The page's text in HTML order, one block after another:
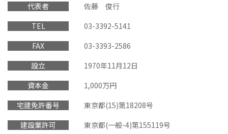
代表者
佐藤 俊行
TEL
03-3392-5141
FAX
03-3393-2586
設立
1970年11月12日
資本金
1,000万円
宅建免許番号
東京都(15)第18208号
建設業許可
東京都(一般-4)第155119号